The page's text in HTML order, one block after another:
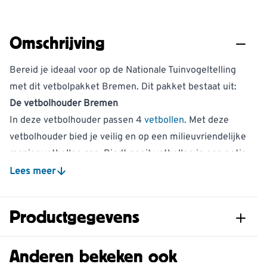
Omschrijving
Bereid je ideaal voor op de Nationale Tuinvogeltelling
met dit vetbolpakket Bremen. Dit pakket bestaat uit:
De vetbolhouder Bremen
In deze vetbolhouder passen 4 vetbollen. Met deze
vetbolhouder bied je veilig en op een milieuvriendelijke
manier vetbollen aan. Biedt nooit vetbollen in een netje
aan. Vogels kunnen verstrikt raken in het netje of er
later nog in de natuur terug te vinden is. Bied daarom
vetbollen altijd aan in een vetbolhouder.
Geef de vetbolhouder een rustig plekje in de schaduw
Lees meer
Productgegevens
Artikelnummer B-350350119-102760175
Anderen bekeken ook